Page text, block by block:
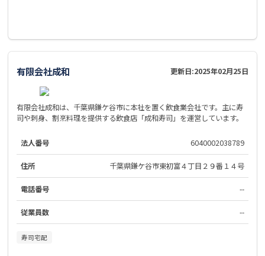
有限会社成和 更新日:2025年02月25日
有限会社成和は、千葉県鎌ケ谷市に本社を置く飲食業会社です。主に寿
司や刺身、割烹料理を提供する飲食店「成和寿司」を運営しています。
法人番号 6040002038789
住所 千葉県鎌ケ谷市東初富４丁目２９番１４号
電話番号 --
従業員数 --
寿司宅配